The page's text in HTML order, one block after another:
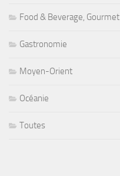
Food & Beverage, Gourmet
Gastronomie
Moyen-Orient
Océanie
Toutes